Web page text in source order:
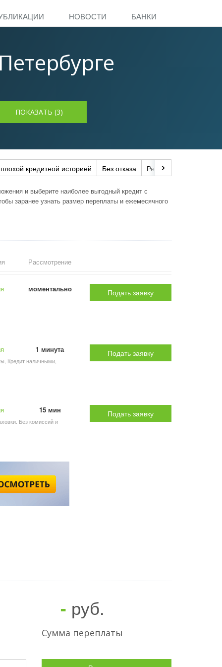
НОВОСТИ БАНКИ
кредитной историей Без отказа Рефинансирование
и выберите наиболее выгодный кредит с
заранее узнать размер переплаты и ежемесячного
Рассмотрение
моментально Подать заявку
1 минута
Кредит наличными,
Подать заявку
15 мин
Без комиссий и
Подать заявку
- руб.
Сумма переплаты